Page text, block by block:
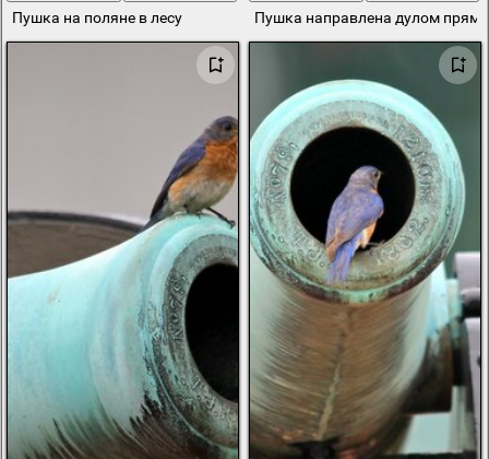
Пушка на поляне в лесу Пушка направлена дулом прямо